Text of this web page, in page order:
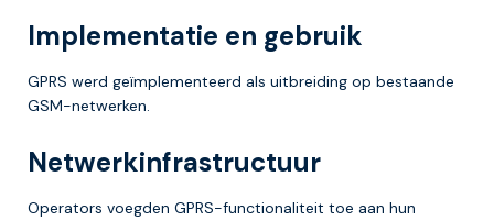
Implementatie en gebruik
GPRS werd geïmplementeerd als uitbreiding op bestaande
GSM-netwerken.
Netwerkinfrastructuur
Operators voegden GPRS-functionaliteit toe aan hun